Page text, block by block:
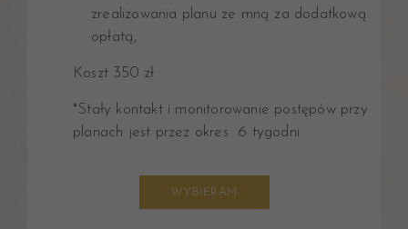
zrealizowania planu ze mną za dodatkową
opłatą,
Koszt 350 zł
*Stały kontakt i monitorowanie postępów przy
planach jest przez okres 6 tygodni
WYBIERAM